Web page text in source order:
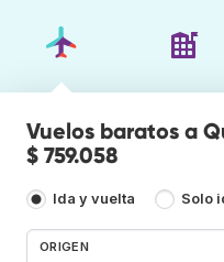
Vuelos baratos a
$ 759.058
Ida y vuelta Solo
ORIGEN